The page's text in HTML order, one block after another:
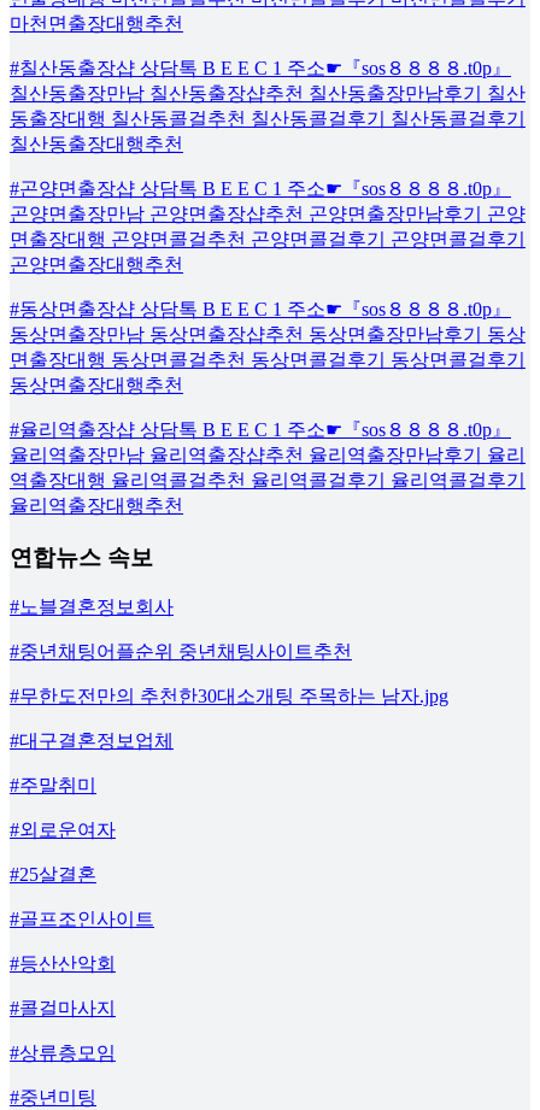
마천면출장대행추천
#칠산동출장샵 상담톡 B E E C 1 주소☛『sos８８８８.t0p』
칠산동출장만남 칠산동출장샵추천 칠산동출장만남후기 칠산
동출장대행 칠산동콜걸추천 칠산동콜걸후기 칠산동콜걸후기
칠산동출장대행추천
#곤양면출장샵 상담톡 B E E C 1 주소☛『sos８８８８.t0p』
곤양면출장만남 곤양면출장샵추천 곤양면출장만남후기 곤양
면출장대행 곤양면콜걸추천 곤양면콜걸후기 곤양면콜걸후기
곤양면출장대행추천
#동상면출장샵 상담톡 B E E C 1 주소☛『sos８８８８.t0p』
동상면출장만남 동상면출장샵추천 동상면출장만남후기 동상
면출장대행 동상면콜걸추천 동상면콜걸후기 동상면콜걸후기
동상면출장대행추천
#율리역출장샵 상담톡 B E E C 1 주소☛『sos８８８８.t0p』
율리역출장만남 율리역출장샵추천 율리역출장만남후기 율리
역출장대행 율리역콜걸추천 율리역콜걸후기 율리역콜걸후기
율리역출장대행추천
연합뉴스 속보
#노블결혼정보회사
#중년채팅어플순위 중년채팅사이트추천
#무한도전만의 추천한30대소개팅 주목하는 남자.jpg
#대구결혼정보업체
#주말취미
#외로운여자
#25살결혼
#골프조인사이트
#등산산악회
#콜걸마사지
#상류층모임
#중년미팅